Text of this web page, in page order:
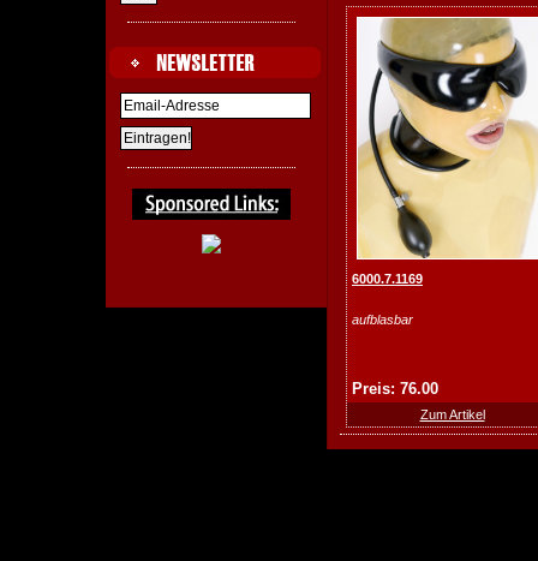
6000.7.1169
aufblasbar
Preis: 76.00
Zum Artikel